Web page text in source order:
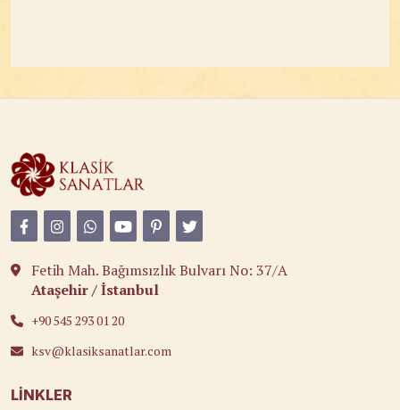
Fetih Mah. Bağımsızlık Bulvarı No: 37/A
Ataşehir / İstanbul
+90 545 293 01 20
ksv@klasiksanatlar.com
LINKLER